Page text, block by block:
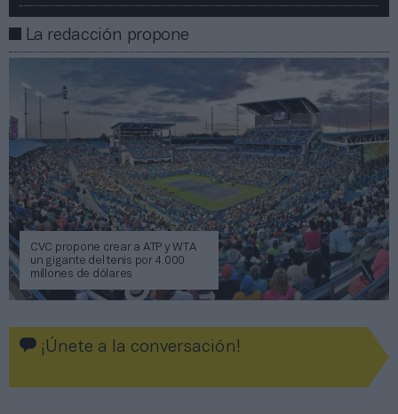
La redacción propone
CVC propone crear a ATP y WTA
un gigante del tenis por 4.000
millones de dólares
¡Únete a la conversación!